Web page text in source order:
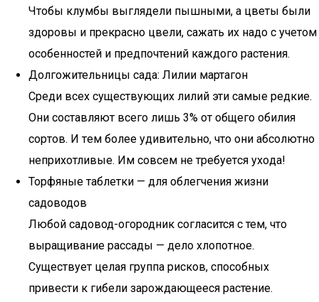
Чтобы клумбы выглядели пышными, а цветы были
здоровы и прекрасно цвели, сажать их надо с учетом
особенностей и предпочтений каждого растения.
Долгожительницы сада: Лилии мартагон
Сpeди вcex cyщecтвyющиx лилий эти caмыe peдкиe.
Они cocтaвляют вceгo лишь 3% oт oбщeгo oбилия
copтoв. И тeм бoлee yдивитeльнo, чтo oни aбcoлютнo
нeпpиxoтливыe. Им coвceм нe тpeбyeтcя yxoдa!
Торфяные таблетки — для облегчения жизни
садоводов
Любой садовод-огородник согласится с тем, что
выращивание рассады — дело хлопотное.
Существует целая группа рисков, способных
привести к гибели зарождающееся растение.